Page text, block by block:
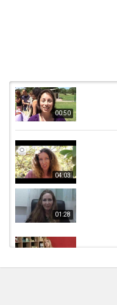
00:50
04:03
01:28